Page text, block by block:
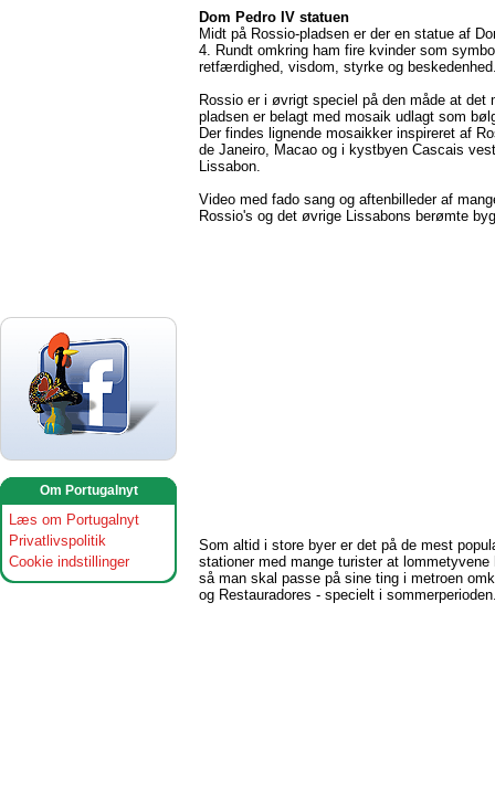
Om Portugalnyt
Læs om Portugalnyt
Privatlivspolitik
Cookie indstillinger
Dom Pedro IV statuen
Midt på Rossio-pladsen er der en statue af
4. Rundt omkring ham fire kvinder som
retfærdighed, visdom, styrke og
Rossio er i øvrigt speciel på den måde at det
pladsen er belagt med mosaik udlagt som
Der findes lignende mosaikker inspireret af
de Janeiro, Macao og i kystbyen Cascais
Lissabon.
Video med fado sang og aftenbilleder af
Rossio's og det øvrige Lissabons berømte
Som altid i store byer er det på de mest
stationer med mange turister at lommetyvene
så man skal passe på sine ting i metroen
og Restauradores - specielt i